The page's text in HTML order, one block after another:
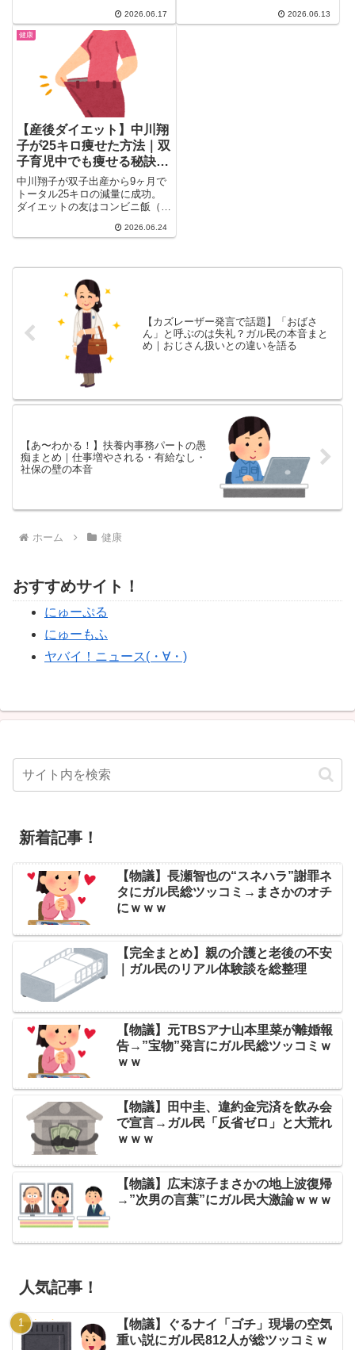
鉄分サプリの効果、頭皮マッサー
ジ・ヘナ染めの実体験、睡眠やス
マホ依存との関係も。美容師の本
音「市販育毛商品は嘘が多い」も
2026.06.17
例をきっかけにガルちゃん民が熱
論。スタイルを左右するのは体重
2026.06.13
健康
【産後ダイエット】中川翔
子が25キロ痩せた方法｜双
子育児中でも痩せる秘訣に
ガル民が反応
中川翔子が双子出産から9ヶ月で
トータル25キロの減量に成功。
ダイエットの友はコンビニ飯（セ
「スイカスティック」）。育児中
必見のまとめ。
2026.06.24
【カズレーザー発言で話題】「おばさ
ん」と呼ぶのは失礼？ガル民の本音まと
め｜おじさん扱いとの違いを語る
【あ〜わかる！】扶養内事務パートの愚
痴まとめ｜仕事増やされる・有給なし・
社保の壁の本音
ホーム 健康
おすすめサイト！
にゅーぷる
にゅーもふ
ヤバイ！ニュース(・∀・)
新着記事！
【物議】長瀬智也の“スネハラ”謝罪ネ
タにガル民総ツッコミ→まさかのオチ
にｗｗｗ
【完全まとめ】親の介護と老後の不安
｜ガル民のリアル体験談を総整理
【物議】元TBSアナ山本里菜が離婚報
告→”宝物”発言にガル民総ツッコミｗ
ｗｗ
【物議】田中圭、違約金完済を飲み会
で宣言→ガル民「反省ゼロ」と大荒れ
ｗｗｗ
【物議】広末涼子まさかの地上波復帰
→”次男の言葉”にガル民大激論ｗｗｗ
人気記事！
【物議】ぐるナイ「ゴチ」現場の空気
重い説にガル民812人が総ツッコミｗ